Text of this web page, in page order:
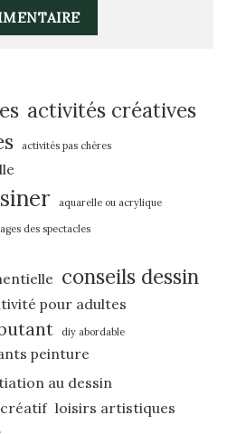
activités créatives
activités pas chères
aquarelle ou acrylique
des spectacles
conseils dessin
pour adultes
diy abordable
peinture
au dessin
loisirs artistiques